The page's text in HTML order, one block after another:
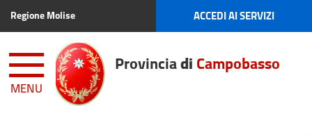
Regione Molise ACCEDI AI SERVIZI
MENU
ProvinciadiCampobasso